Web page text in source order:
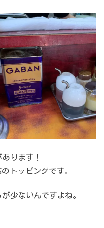
あります！
トッピングです。
少ないんですよね。